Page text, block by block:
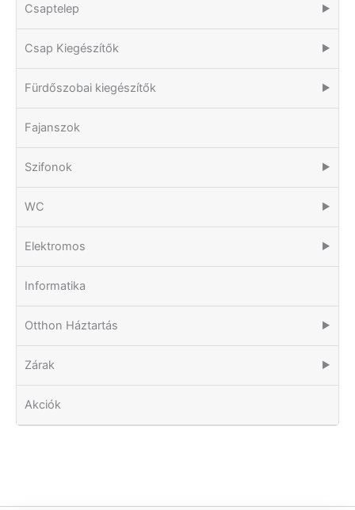
Csaptelep ▶
Csap Kiegészítők ▶
Fürdőszobai kiegészítők ▶
Fajanszok
Szifonok ▶
WC ▶
Elektromos ▶
Informatika
Otthon Háztartás ▶
Zárak ▶
Akciók